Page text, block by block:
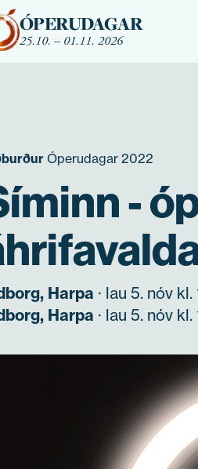
ÓPERUDAGAR
25.10. – 01.11. 2026
Óperudagar 2022
-
Harpa · lau 5. nóv
Harpa · lau 5. nóv